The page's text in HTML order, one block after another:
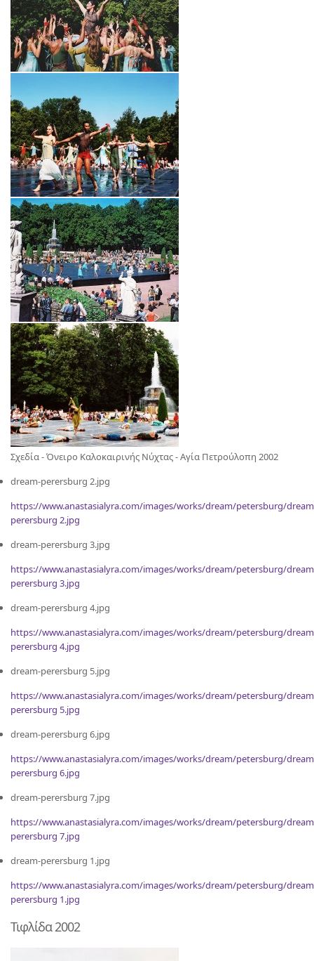
Σχεδία - Όνειρο Καλοκαιρινής Νύχτας - Αγία Πετρούλοπη 2002
dream-perersburg 2.jpg
https://www.anastasialyra.com/images/works/dream/petersburg/
perersburg 2.jpg
dream-perersburg 3.jpg
https://www.anastasialyra.com/images/works/dream/petersburg/
perersburg 3.jpg
dream-perersburg 4.jpg
https://www.anastasialyra.com/images/works/dream/petersburg/
perersburg 4.jpg
dream-perersburg 5.jpg
https://www.anastasialyra.com/images/works/dream/petersburg/
perersburg 5.jpg
dream-perersburg 6.jpg
https://www.anastasialyra.com/images/works/dream/petersburg/
perersburg 6.jpg
dream-perersburg 7.jpg
https://www.anastasialyra.com/images/works/dream/petersburg/
perersburg 7.jpg
dream-perersburg 1.jpg
https://www.anastasialyra.com/images/works/dream/petersburg/
perersburg 1.jpg
Τιφλίδα 2002